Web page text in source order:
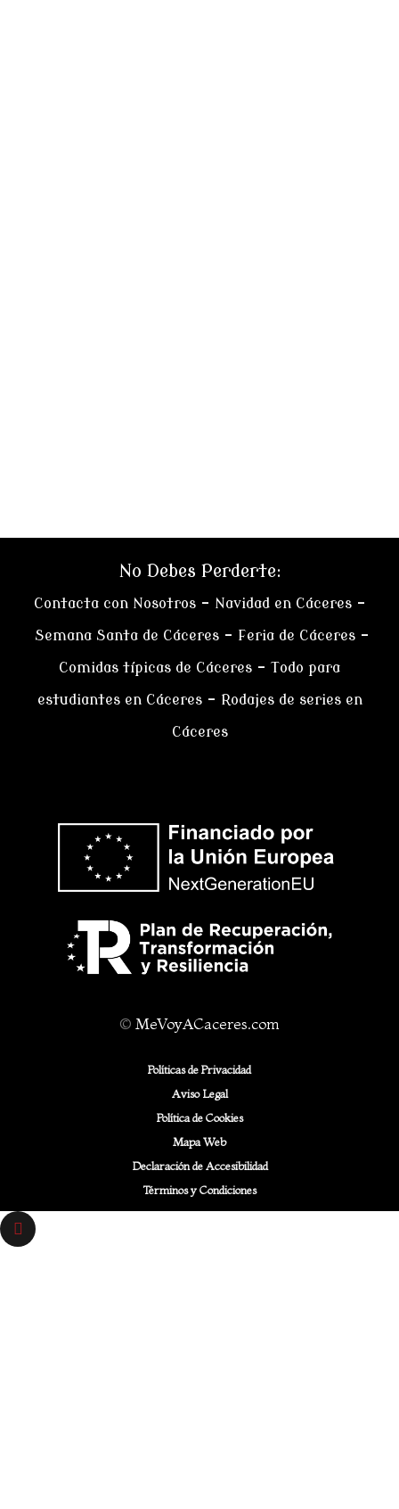
No Debes Perderte:
Contacta con Nosotros– Navidad en Cáceres–
Semana Santa de Cáceres– Feria de Cáceres –
Comidas típicas de Cáceres – Todo para
estudiantes en Cáceres– Rodajes de series en
Cáceres
© MeVoyACaceres.com
Políticas de Privacidad
Aviso Legal
Política de Cookies
Mapa Web
Declaración de Accesibilidad
Términos y Condiciones